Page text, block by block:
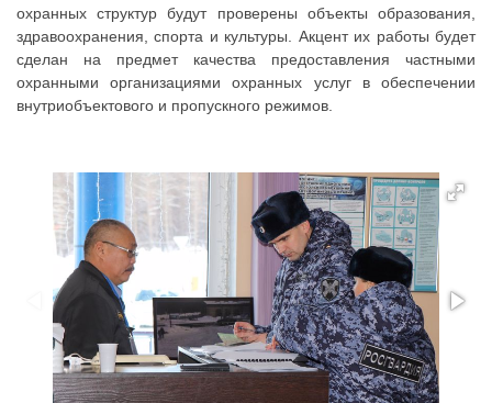
охранных структур будут проверены объекты образования,
здравоохранения, спорта и культуры. Акцент их работы будет
сделан на предмет качества предоставления частными
охранными организациями охранных услуг в обеспечении
внутриобъектового и пропускного режимов.